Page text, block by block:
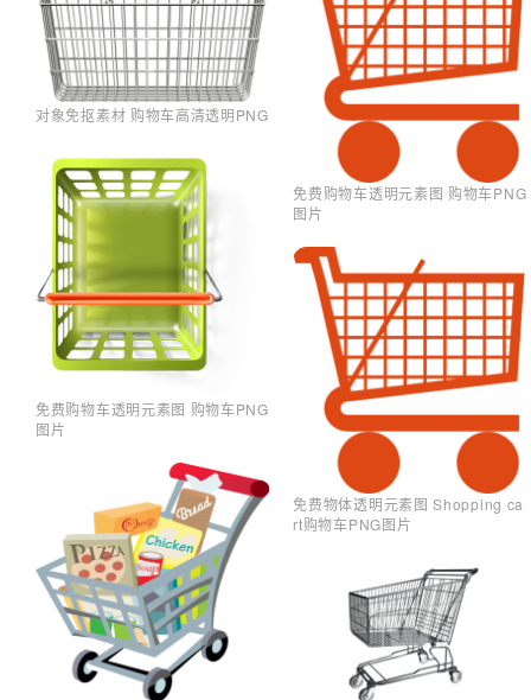
对象免抠素材 购物车高清透明PNG
免费购物车透明元素图 购物车PNG
图片
免费购物车透明元素图 购物车PNG
图片
免费物体透明元素图 Shopping ca
rt购物车PNG图片